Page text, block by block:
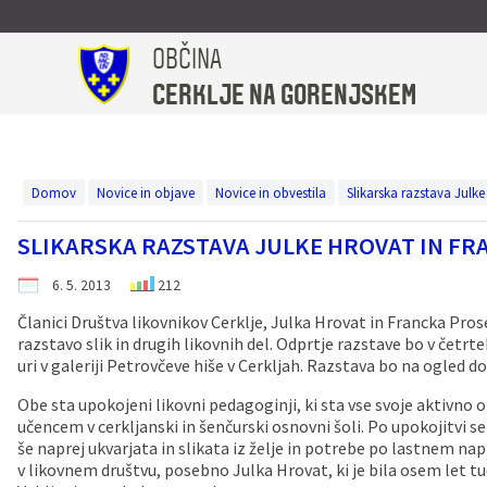
OBČINA
CERKLJE NA GORENJSKEM
Domov Novice in objave Novice in obvestila Slikarska razstava
SLIKARSKA RAZSTAVA JULKE HROVAT IN
6. 5. 2013 212
Članici Društva likovnikov Cerklje, Julka Hrovat in Francka
razstavo slik in drugih likovnih del. Odprtje razstave bo v
uri v galeriji Petrovčeve hiše v Cerkljah. Razstava bo na ogled do
Obe sta upokojeni likovni pedagoginji, ki sta vse svoje aktivno
učencem v cerkljanski in šenčurski osnovni šoli. Po upokojitvi
še naprej ukvarjata in slikata iz želje in potrebe po lastnem
v likovnem društvu, posebno Julka Hrovat, ki je bila osem let
OBČINA
Uradne ure
Simboli občine
Vizitka občine
Občinski praznik in nagrajenci
UPRAVA IN ORGANI
Podžupan
Občinska uprava
Občinski svet
Nadzorni odbor
Občinska volilna komisija
Odbori in komisije
Občinski svet
Člani občinskega sveta
Statut, poslovnik
Seje občinskega sveta
Medobčinski inšpektorat
OBČINSKI PREDPISI
Katalog informacij javnega značaja
Prostorski akti občine
Gospodarske javne službe
Turistična in promocijska taksa
Uradno občinsko glasilo
Proračun občine
Turistična in promocijska taksa
V NAŠI OBČINI
Krajevni urad Cerklje
Policijska postaja Kranj
Vzgoja in izobraževanje
Zdravstvo
Zdravstvo in sociala
Pomembne številke
TURIZEM
Turistična taksa
Zgodovina
Znamenitosti
Znane osebnosti
Zdravstvo in sociala
Pomoč družini na domu
ŠPORT IN KULTURA
Kulturni hram Ignacija Borštnika
Društva v občini
MUZEJ OBČINE CERKLJE - V Hribarjevi vili
NOVICE IN OBJAVE
Koledar dogodkov v občini
Občinski časopis
Glas izpod Krvavca
Razvojni dokumenti
Lokalne volitve
Zapore cest
LOKALNI UTRIP
Leto 2025
Leto 2024
Leto 2023
Leto 2022
Za pričetek iskanja kliknite na puščico >